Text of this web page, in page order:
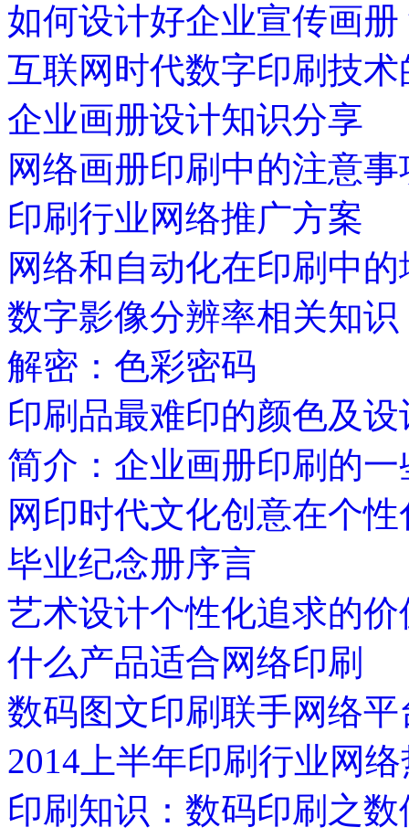
如何设计好企业宣传画册
互联网时代数字印刷技术
企业画册设计知识分享
网络画册印刷中的注意事
印刷行业网络推广方案
网络和自动化在印刷中的
数字影像分辨率相关知识
解密：色彩密码
印刷品最难印的颜色及设
简介：企业画册印刷的一
网印时代文化创意在个
毕业纪念册序言
艺术设计个性化追求的
什么产品适合网络印刷
数码图文印刷联手网络
2014上半年印刷行业网
印刷知识：数码印刷之